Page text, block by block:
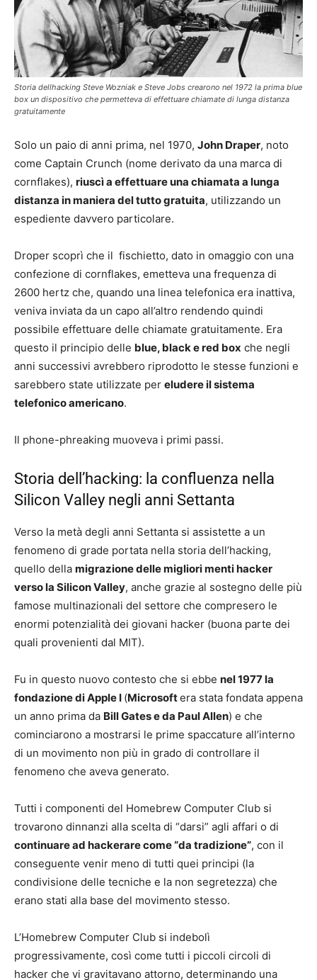
Storia dellhacking Steve Wozniak e Steve Jobs crearono nel 1972 la prima blue
box un dispositivo che permetteva di effettuare chiamate di lunga distanza
gratuitamente
Solo un paio di anni prima, nel 1970, John Draper, noto
come Captain Crunch (nome derivato da una marca di
cornflakes), riuscì a effettuare una chiamata a lunga
distanza in maniera del tutto gratuita, utilizzando un
espediente davvero particolare.
Droper scoprì che il fischietto, dato in omaggio con una
confezione di cornflakes, emetteva una frequenza di
2600 hertz che, quando una linea telefonica era inattiva,
veniva inviata da un capo all’altro rendendo quindi
possibile effettuare delle chiamate gratuitamente. Era
questo il principio delle blue, black e red box che negli
anni successivi avrebbero riprodotto le stesse funzioni e
sarebbero state utilizzate per eludere il sistema
telefonico americano.
Il phone-phreaking muoveva i primi passi.
Storia dell’hacking: la confluenza nella
Silicon Valley negli anni Settanta
Verso la metà degli anni Settanta si assistette a un
fenomeno di grade portata nella storia dell’hacking,
quello della migrazione delle migliori menti hacker
verso la Silicon Valley, anche grazie al sostegno delle più
famose multinazionali del settore che compresero le
enormi potenzialità dei giovani hacker (buona parte dei
quali provenienti dal MIT).
Fu in questo nuovo contesto che si ebbe nel 1977 la
fondazione di Apple I (Microsoftera stata fondata appena
un anno prima da Bill Gates e da Paul Allen) e che
cominciarono a mostrarsi le prime spaccature all’interno
di un movimento non più in grado di controllare il
fenomeno che aveva generato.
Tutti i componenti del Homebrew Computer Club si
trovarono dinnanzi alla scelta di “darsi” agli affari o di
continuare ad hackerare come “da tradizione”, con il
conseguente venir meno di tutti quei principi (la
condivisione delle tecniche e la non segretezza) che
erano stati alla base del movimento stesso.
L’Homebrew Computer Club si indebolì
progressivamente, così come tutti i piccoli circoli di
hacker che vi gravitavano attorno, determinando una